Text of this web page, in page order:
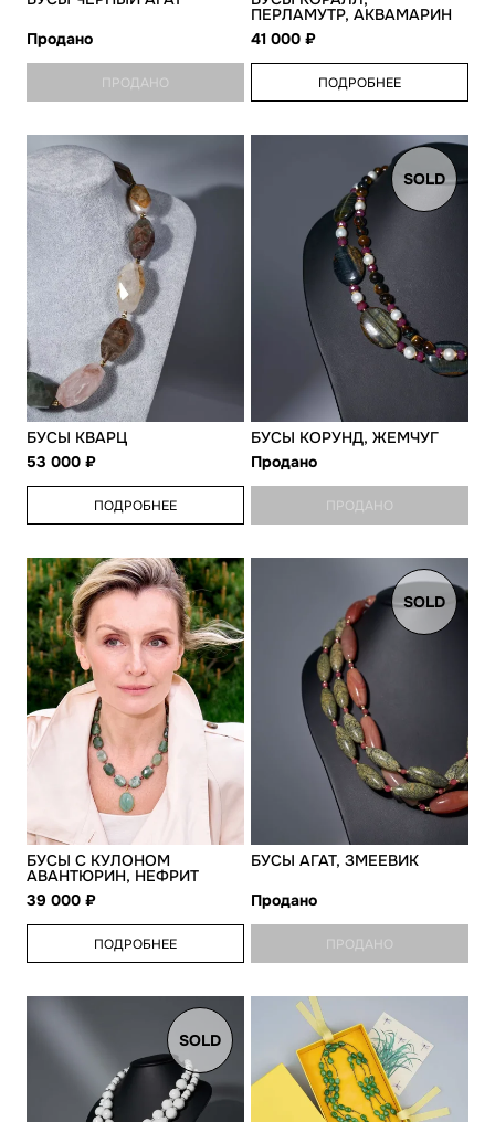
Продано
ПРОДАНО
ПЕРЛАМУТР, АКВАМАРИН
41 000
ПОДРОБНЕЕ
БУСЫ КВАРЦ
53 000
ПОДРОБНЕЕ
SOLD
БУСЫ КОРУНД, ЖЕМЧУГ
Продано
ПРОДАНО
БУСЫ С КУЛОНОМ
АВАНТЮРИН, НЕФРИТ
39 000
ПОДРОБНЕЕ
SOLD
БУСЫ АГАТ, ЗМЕЕВИК
Продано
ПРОДАНО
SOLD